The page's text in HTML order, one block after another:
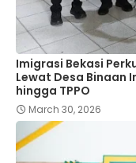
Imigrasi Bekasi
Lewat Desa Binaan
hingga TPPO
March 30, 2026